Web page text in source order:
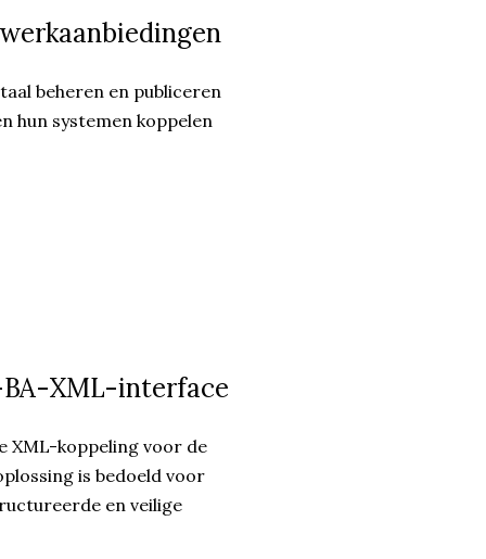
beheren en publiceren
hun systemen koppelen
XML-interface
XML-koppeling voor de
is bedoeld voor
en veilige